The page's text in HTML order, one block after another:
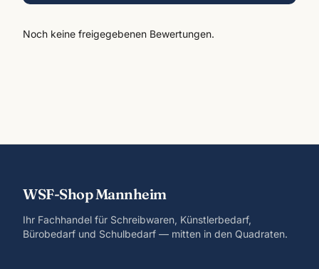
Noch keine freigegebenen Bewertungen.
WSF-Shop Mannheim
Ihr Fachhandel für Schreibwaren, Künstlerbedarf,
Bürobedarf und Schulbedarf — mitten in den Quadraten.